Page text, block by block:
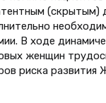
В ходе
женщин
риска